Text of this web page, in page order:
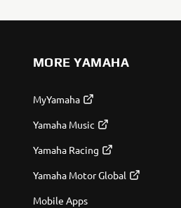
MORE YAMAHA
MyYamaha
Yamaha Music
Yamaha Racing
Yamaha Motor Global
Mobile Apps